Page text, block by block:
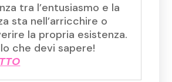
tra l’entusiasmo e la
sta nell’arricchire o
la propria esistenza.
che devi sapere!